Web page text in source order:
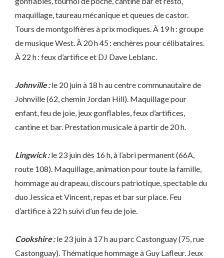
maquillage, taureau mécanique et queues de castor.
Tours de montgolfières à prix modiques. À 19 h : groupe
de musique West. À 20 h 45 : enchères pour célibataires.
À 22 h : feux d’artifice et DJ Dave Leblanc.
Johnville :le 20 juin à 18 h au centre communautaire de
Johnville (62, chemin Jordan Hill). Maquillage pour
enfant, feu de joie, jeux gonflables, feux d’artifices,
cantine et bar. Prestation musicale à partir de 20 h.
Lingwick :le 23 juin dès 16 h, à l’abri permanent (66A,
route 108). Maquillage, animation pour toute la famille,
hommage au drapeau, discours patriotique, spectable du
duo Jessica et Vincent, repas et bar sur place. Feu
d’artifice à 22 h suivi d’un feu de joie.
Cookshire :le 23 juin à 17 h au parc Castonguay (75, rue
Castonguay). Thématique hommage à Guy Lafleur. Jeux